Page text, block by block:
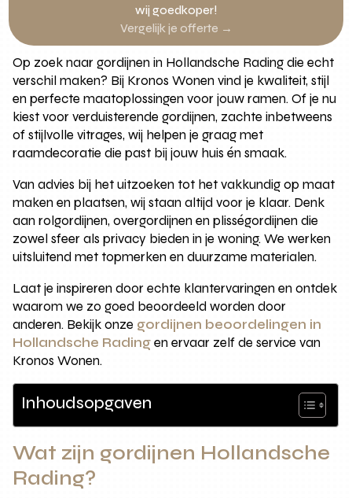
wij goedkoper!
Vergelijk je offerte →
Op zoek naar gordijnen in Hollandsche Rading die echt
verschil maken? Bij Kronos Wonen vind je kwaliteit, stijl
en perfecte maatoplossingen voor jouw ramen. Of je nu
kiest voor verduisterende gordijnen, zachte inbetweens
of stijlvolle vitrages, wij helpen je graag met
raamdecoratie die past bij jouw huis én smaak.
Van advies bij het uitzoeken tot het vakkundig op maat
maken en plaatsen, wij staan altijd voor je klaar. Denk
aan rolgordijnen, overgordijnen en plisségordijnen die
zowel sfeer als privacy bieden in je woning. We werken
uitsluitend met topmerken en duurzame materialen.
Laat je inspireren door echte klantervaringen en ontdek
waarom we zo goed beoordeeld worden door
anderen. Bekijk onze gordijnen beoordelingen in
Hollandsche Radingen ervaar zelf de service van
Kronos Wonen.
Inhoudsopgaven
Wat zijn gordijnen Hollandsche
Rading?